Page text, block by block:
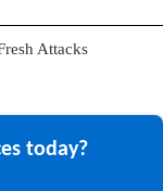
Attacks
today?